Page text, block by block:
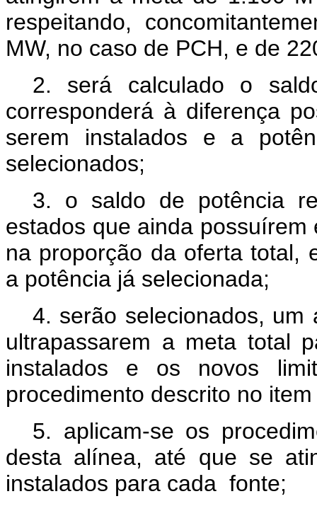
respeitando,
MW, no caso de PCH, e de
2. será calculado o
corresponderá à diferença
serem instalados e a
selecionados;
3. o saldo de potência
estados que ainda
na proporção da oferta total,
a potência já selecionada;
4. serão selecionados,
ultrapassarem a meta total
instalados e os novos
procedimento descrito no
5. aplicam-se os
desta alínea, até que se
instalados para cada fonte;